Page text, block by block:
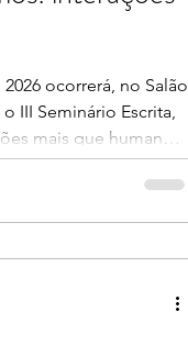
ocorrerá, no Salão
III Seminário Escrita,
mais que humanas.
de experimentação
escrita,
as interações
e objetos (como